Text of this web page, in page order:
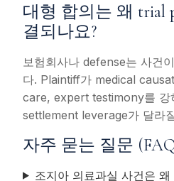
대형 합의는 왜 trial
결되나요?
보험회사나 defense는 사건
다. Plaintiff가 medical
care, expert testimony를 강
settlement leverage가 달라
자주 묻는 질문
조지아 의료과실 사건은